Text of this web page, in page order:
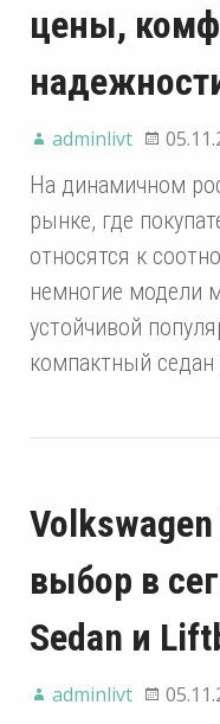
цены,
adminlivt
На динамичном
рынке, где
относятся к
немногие модели
устойчивой
компактный седан
выбор в
Sedan и
adminlivt